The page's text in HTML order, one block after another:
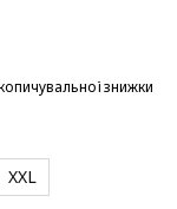
знижки
XXL